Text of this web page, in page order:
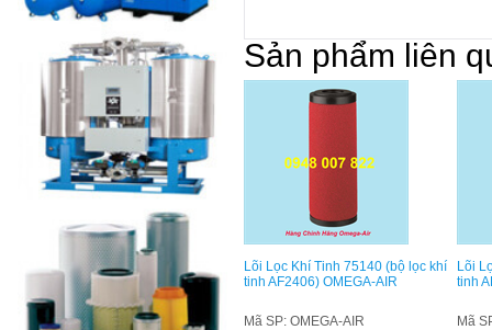
Sản phẩm liên
Lõi Lọc Khí Tinh 75140 (bộ lọc khí
tinh AF2406) OMEGA-AIR
Mã SP: OMEGA-AIR
Lõi
tinh
Mã